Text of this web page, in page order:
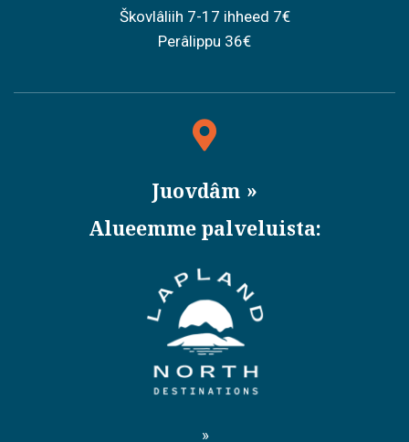
Škovlâliih 7-17 ihheed 7€
Perâlippu 36€
Juovdâm
Alueemme palveluista: